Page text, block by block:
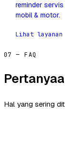
reminder
mobil & motor.
Lihat layanan
07 — FAQ
Hal yang sering